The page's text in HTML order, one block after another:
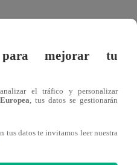
¡Tu opinión es
episodio de
para mejorar tu
el tráfico y personalizar
, tus datos se gestionarán
tus datos te invitamos leer nuestra